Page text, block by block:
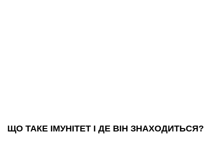
ЩО ТАКЕ ІМУНІТЕТ І ДЕ ВІН ЗНАХОДИТЬСЯ?